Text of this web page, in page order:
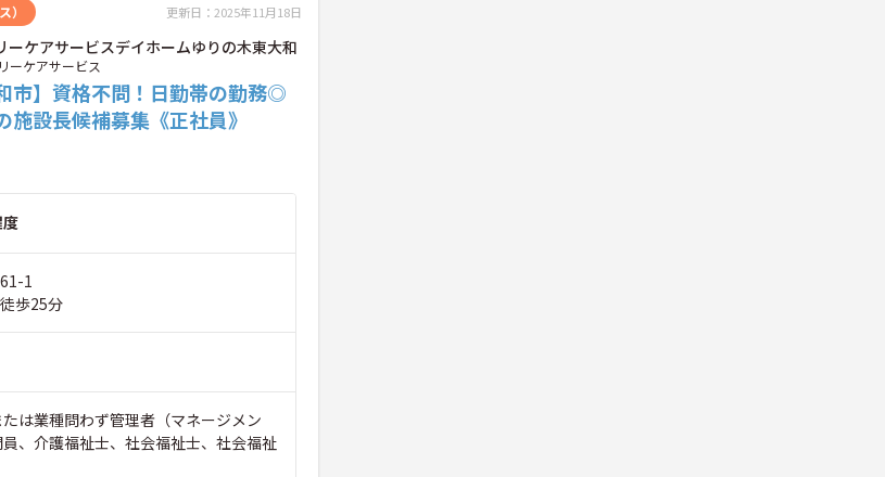
） 更新日：2025年11月18日
ーケアサービスデイホームゆりの木東大和
ーケアサービス
市】資格不問！日勤帯の勤務◎
施設長候補募集《正社員》
1
歩25分
は業種問わず管理者（マネージメン
、介護福祉士、社会福祉士、社会福祉